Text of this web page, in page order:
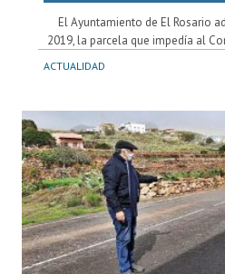
El Ayuntamiento de El Rosario
2019, la parcela que impedía al
ACTUALIDAD